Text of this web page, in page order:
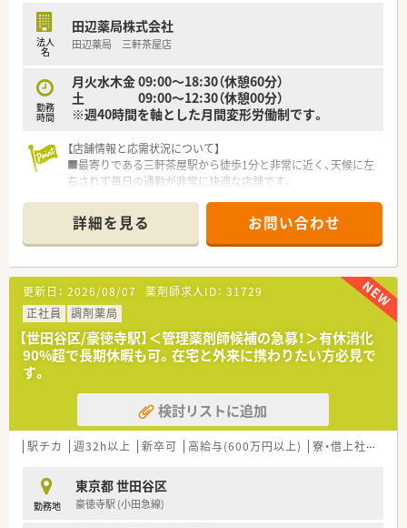
法人
名
田辺薬局株式会社
田辺薬局 三軒茶屋店
勤務
時間
月火水木金 09:00～18:30（休憩60分）
土 09:00～12:30（休憩00分）
※週40時間を軸とした月間変形労働制です。
【店舗情報と応需状況について】
■最寄りである三軒茶屋駅から徒歩1分と非常に近く、天候に左
右されず毎日の通勤が非常に快適な店舗です。
特定の専門性を深く追求できる環境です。
■処方箋は1日に100枚ほど応需していますが、薬剤師は3から4
名配置の複数名体制なので安心して働けます。
【募集背景と求める人物像について】
■今回は前任者の退職に伴う補充のため、1年後を目安に管理薬
剤師として活躍できる人材を募集しています。
■薬剤師としての職務だけでなく、組織人として周囲と円滑なコ
ミュニケーションを図れる方を求めています。
■学びに貪欲で自己研鑽を惜しまず、パイオニアである在宅業務
【勤務実態について】
■月単位の変形労働時間制を採用しており、平日に1日の公休日
を設けた完全週休2日の勤務シフトとなります。
の取得率も高いため私生活が非常に充実します。
■残業時間は月平均で7時間ほどと非常に少なく、15分単位で管
理されているため安心の労務環境です。
詳細を見る お問い合わせ
更新日： 2026/08/07 薬剤師求人ID： 31729
正社員
調剤薬局
【世田谷区/豪徳寺駅】＜管理薬剤師候補の急募！＞有休消化
90%超で長期休暇も可。在宅と外来に携わりたい方必見で
す。
検討リストに追加
駅チカ 週32h以上 新卒可 高給与(600万円以上) 寮・借上社宅あり
勤務地
東京都 世田谷区
豪徳寺駅 (小田急線)